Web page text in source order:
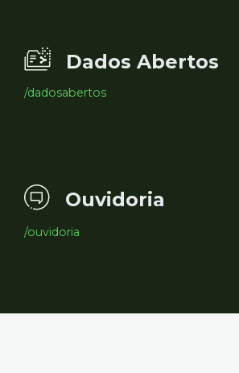
Dados Abertos
/dadosabertos
Ouvidoria
/ouvidoria